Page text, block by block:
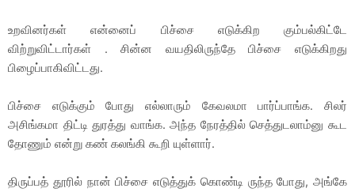
உறவினர்கள் என்னைப் பிச்சை எடுக்கிற கும்பல்கிட்டே
விற்றுவிட்டார்கள் . சின்ன வயதிலிருந்தே பிச்சை எடுக்கிறது
பிழைப்பாகிவிட்டது.
பிச்சை எடுக்கும் போது எல்லாரும் கேவலமா பார்ப்பாங்க. சிலர்
அசிங்கமா திட்டி துரத்து வாங்க. அந்த நேரத்தில் செத்துடலாம்னு கூட
தோணும் என்று கண் கலங்கி கூறி யுள்ளார்.
திருப்பத் தூரில் நான் பிச்சை எடுத்துக் கொண்டி ருந்த போது, அங்கே